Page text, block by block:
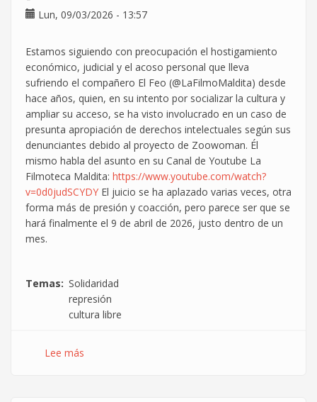
refuerza
protección
del
secreto
de
las
comunicaciones
Lun, 09/03/2026 - 13:57
Estamos siguiendo con preocupación el hostigamiento
económico, judicial y el acoso personal que lleva
sufriendo el compañero El Feo (@LaFilmoMaldita) desde
hace años, quien, en su intento por socializar la cultura y
ampliar su acceso, se ha visto involucrado en un caso de
presunta apropiación de derechos intelectuales según sus
denunciantes debido al proyecto de Zoowoman. Él
mismo habla del asunto en su Canal de Youtube La
Filmoteca Maldita: https://www.youtube.com/watch?
v=0d0judSCYDY El juicio se ha aplazado varias veces, otra
forma más de presión y coacción, pero parece ser que se
hará finalmente el 9 de abril de 2026, justo dentro de un
mes.
Temas
Solidaridad
represión
cultura libre
Lee más